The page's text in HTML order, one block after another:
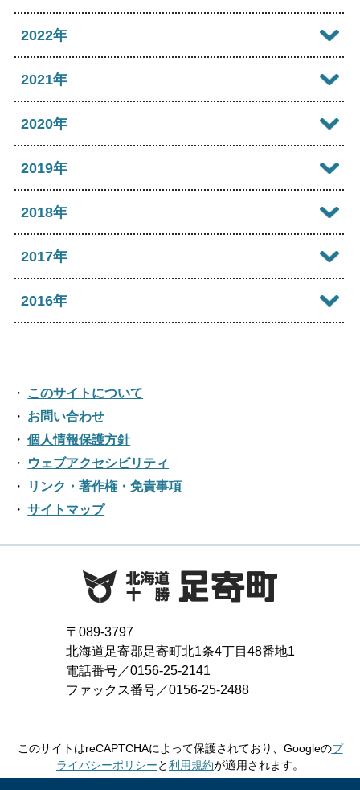
2026年04月
2026年03月
2026年02月
2025年10月
2025年08月
2025年07月
2025年06月
2025年04月
2025年02月
2024年10月
2024年08月
2024年07月
2024年06月
2024年04月
2024年01月
2023年12月
2023年10月
2023年08月
2023年07月
2023年06月
2023年04月
2023年02月
2023年01月
2022年
2022年12月
2022年10月
2022年08月
2022年07月
2022年06月
2022年03月
2022年02月
2021年
2021年12月
2021年10月
2021年08月
2021年07月
2021年04月
2021年03月
2021年02月
2021年01月
2020年
2020年12月
2020年10月
2020年08月
2020年05月
2020年04月
2020年03月
2019年
2019年12月
2019年10月
2019年07月
2019年06月
2019年05月
2019年02月
2019年01月
2018年
2018年12月
2018年10月
2018年08月
2018年07月
2018年06月
2018年05月
2018年04月
2018年03月
2018年01月
2017年
2017年12月
2017年08月
2017年07月
2017年06月
2017年05月
2017年04月
2017年02月
2017年01月
2016年
2016年10月
2016年09月
2016年08月
2016年05月
2016年04月
2016年03月
このサイトについて
お問い合わせ
個人情報保護方針
ウェブアクセシビリティ
リンク・著作権・免責事項
サイトマップ
〒089-3797
北海道足寄郡足寄町北1条4丁目48番地1
電話番号／0156-25-2141
ファックス番号／0156-25-2488
このサイトはreCAPTCHAによって保護されており、Googleのプ
ライバシーポリシーと利用規約が適用されます。